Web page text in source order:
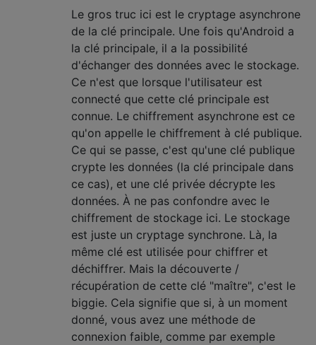
Le gros truc ici est le cryptage asynchrone
de la clé principale. Une fois qu'Android a
la clé principale, il a la possibilité
d'échanger des données avec le stockage.
Ce n'est que lorsque l'utilisateur est
connecté que cette clé principale est
connue. Le chiffrement asynchrone est ce
qu'on appelle le chiffrement à clé publique.
Ce qui se passe, c'est qu'une clé publique
crypte les données (la clé principale dans
ce cas), et une clé privée décrypte les
données. À ne pas confondre avec le
chiffrement de stockage ici. Le stockage
est juste un cryptage synchrone. Là, la
même clé est utilisée pour chiffrer et
déchiffrer. Mais la découverte /
récupération de cette clé "maître", c'est le
biggie. Cela signifie que si, à un moment
donné, vous avez une méthode de
connexion faible, comme par exemple